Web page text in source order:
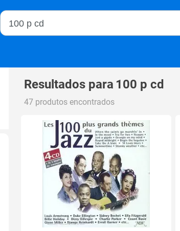
Buscar no Magalu
Resultados para 100 p cd
47 produtos encontrados